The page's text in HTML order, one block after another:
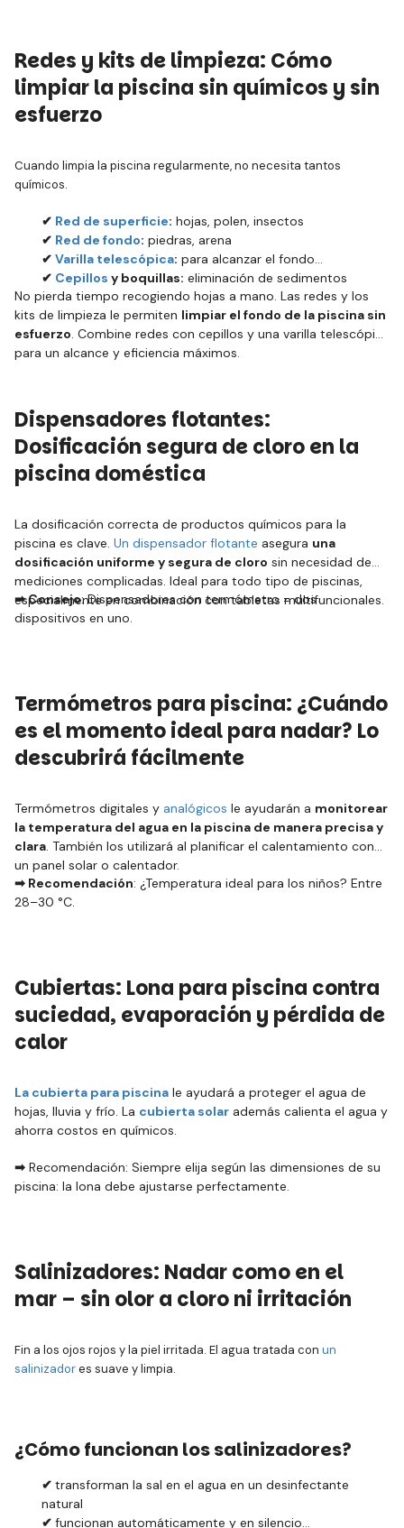
Redes y kits de limpieza: Cómo
limpiar la piscina sin químicos y sin
esfuerzo
Cuando limpia la piscina regularmente, no necesita tantos
químicos.
✔ Red de superficie: hojas, polen, insectos
✔ Red de fondo: piedras, arena
✔ Varilla telescópica: para alcanzar el fondo
✔ Cepillos y boquillas: eliminación de sedimentos
No pierda tiempo recogiendo hojas a mano. Las redes y los
kits de limpieza le permiten limpiar el fondo de la piscina sin
esfuerzo. Combine redes con cepillos y una varilla telescópica
para un alcance y eficiencia máximos.
Dispensadores flotantes:
Dosificación segura de cloro en la
piscina doméstica
La dosificación correcta de productos químicos para la
piscina es clave. Un dispensador flotante asegura una
dosificación uniforme y segura de cloro sin necesidad de
mediciones complicadas. Ideal para todo tipo de piscinas,
especialmente en combinación con tabletas multifuncionales.
➡ Consejo: Dispensadores con termómetro = dos
dispositivos en uno.
Termómetros para piscina: ¿Cuándo
es el momento ideal para nadar? Lo
descubrirá fácilmente
Termómetros digitales y analógicos le ayudarán a monitorear
la temperatura del agua en la piscina de manera precisa y
clara. También los utilizará al planificar el calentamiento con
un panel solar o calentador.
➡ Recomendación: ¿Temperatura ideal para los niños? Entre
28–30 °C.
Cubiertas: Lona para piscina contra
suciedad, evaporación y pérdida de
calor
La cubierta para piscina le ayudará a proteger el agua de
hojas, lluvia y frío. La cubierta solar además calienta el agua y
ahorra costos en químicos.
➡ Recomendación: Siempre elija según las dimensiones de su
piscina: la lona debe ajustarse perfectamente.
Salinizadores: Nadar como en el
mar – sin olor a cloro ni irritación
Fin a los ojos rojos y la piel irritada. El agua tratada con un
salinizadores suave y limpia.
¿Cómo funcionan los salinizadores?
✔ transforman la sal en el agua en un desinfectante
natural
✔ funcionan automáticamente y en silencio